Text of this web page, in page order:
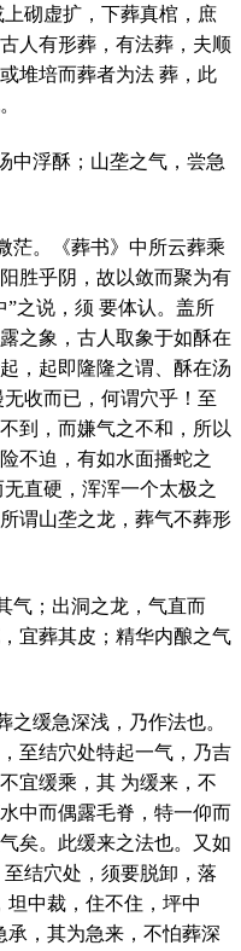
砌虚扩，下葬真棺，庶
人有形葬，有法葬，夫顺
堆培而葬者为法 葬，此
中浮酥；山垄之气，尝急
茫。《葬书》中所云葬乘
胜乎阴，故以敛而聚为有
之说，须 要体认。盖所
之象，古人取象于如酥在
，起即隆隆之谓、酥在汤
收而已，何谓穴乎！至
到，而嫌气之不和，所以
不迫，有如水面播蛇之
直硬，浑浑一个太极之
谓山垄之龙，葬气不葬形
气；出洞之龙，气直而
宜葬其皮；精华内酿之气
缓急深浅，乃作法也。
至结穴处特起一气，乃吉
宜缓乘，其 为缓来，不
中而偶露毛脊，特一仰而
矣。此缓来之法也。又如
结穴处，须要脱卸，落
坦中裁，住不住，坪中
承，其为急来，不怕葬深